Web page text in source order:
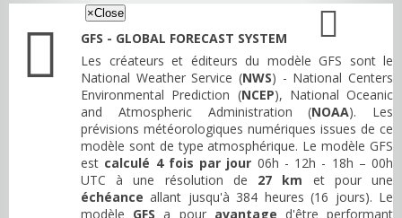
×Close
GFS - GLOBAL FORECAST SYSTEM
Les créateurs et éditeurs du modèle GFS sont le
National Weather Service (NWS) - National Centers
Environmental Prediction (NCEP), National Oceanic
and Atmospheric Administration (NOAA). Les
prévisions météorologiques numériques issues de ce
modèle sont de type atmosphérique. Le modèle GFS
est calculé 4 fois par jour 06h - 12h - 18h – 00h
UTC à une résolution de 27 km et pour une
échéance allant jusqu'à 384 heures (16 jours). Le
modèle GFS a pour avantage d'être performant